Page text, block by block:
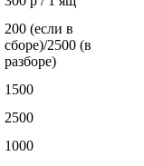
200 (если в
сборе)/2500 (в
разборе)
1500
2500
1000